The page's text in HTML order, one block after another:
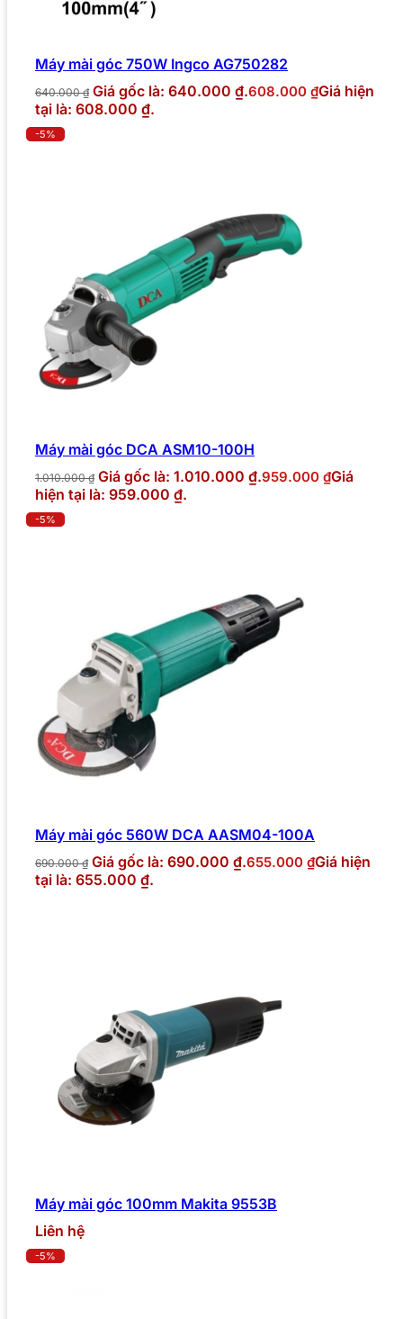
Máy mài góc 750W Ingco AG750282
640.000₫ Giá gốc là: 640.000 ₫.608.000 ₫Giá hiện
tại là: 608.000 ₫.
-5%
Máy mài góc DCA ASM10-100H
1.010.000₫ Giá gốc là: 1.010.000 ₫.959.000 ₫Giá
hiện tại là: 959.000 ₫.
-5%
Máy mài góc 560W DCA AASM04-100A
690.000₫ Giá gốc là: 690.000 ₫.655.000 ₫Giá hiện
tại là: 655.000 ₫.
Máy mài góc 100mm Makita 9553B
Liên hệ
-5%